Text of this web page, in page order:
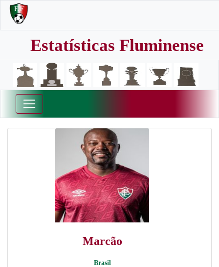
Estatísticas Fluminense
Marcão
Brasil